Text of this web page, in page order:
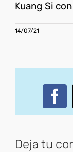
Kuang Si
14/07/21
Deja tu